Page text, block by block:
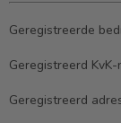
Geregistreerde
Geregistreerd KvK-
Geregistreerd